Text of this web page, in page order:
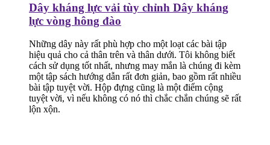
Dây kháng lực vải tùy chỉnh Dây kháng
lực vòng hông đào
Những dây này rất phù hợp cho một loạt các bài tập
hiệu quả cho cả thân trên và thân dưới. Tôi không biết
cách sử dụng tốt nhất, nhưng may mắn là chúng đi kèm
một tập sách hướng dẫn rất đơn giản, bao gồm rất nhiều
bài tập tuyệt vời. Hộp đựng cũng là một điểm cộng
tuyệt vời, vì nếu không có nó thì chắc chắn chúng sẽ rất
lộn xộn.